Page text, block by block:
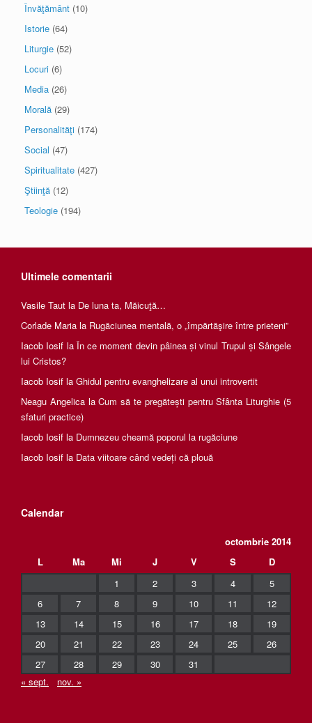
Învăţământ (10)
Istorie (64)
Liturgie (52)
Locuri (6)
Media (26)
Morală (29)
Personalităţi (174)
Social (47)
Spiritualitate (427)
Ştiinţă (12)
Teologie (194)
Ultimele comentarii
Vasile Taut la De luna ta, Măicuţă…
Corlade Maria la Rugăciunea mentală, o „împărtăşire între prieteni”
Iacob Iosif la În ce moment devin pâinea și vinul Trupul și Sângele
lui Cristos?
Iacob Iosif la Ghidul pentru evanghelizare al unui introvertit
Neagu AngelicalaCum să te pregătești pentru Sfânta Liturghie (5
sfaturi practice)
Iacob Iosif la Dumnezeu cheamă poporul la rugăciune
Iacob Iosif la Data viitoare când vedeți că plouă
Calendar
octombrie 2014
L
Ma Mi J V S
D
1
2 3 4
5
6
7 8 9 10 11
12
13
14 15 16 17 18
19
20
21 22 23 24 25
26
27
28 29 30
31
« sept.
nov. »